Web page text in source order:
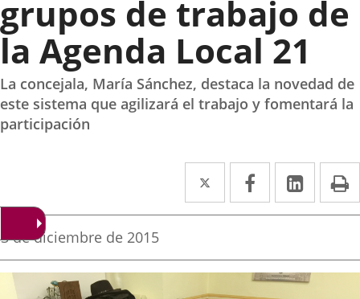
grupos de trabajo de
la Agenda Local 21
La concejala, María Sánchez, destaca la novedad de
este sistema que agilizará el trabajo y fomentará la
participación
Twitter
Enlace
a
aplicación
externa.
Facebook
Enlace
a
aplicación
externa.
Enlace
a
Fecha
la
noticia
3 de diciembre de 2015